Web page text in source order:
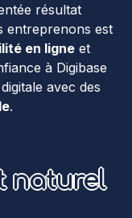
résultat
entreprenons est
en ligne et
à Digibase
avec des
.
naturel